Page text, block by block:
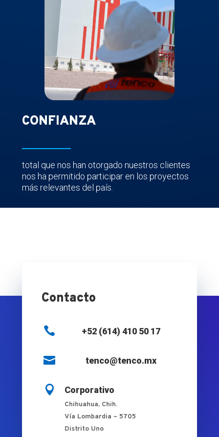
CONFIANZA
total que nos han otorgado nuestros clientes
nos ha permitido participar en los proyectos
más relevantes del país.
Contacto
 +52 (614) 410 50 17
 tenco@tenco.mx
 Corporativo
Chihuahua, Chih.
Vía Lombardia – 5705
Distrito Uno